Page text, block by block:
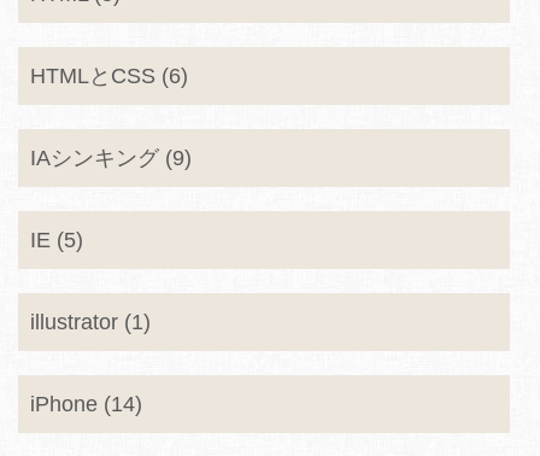
HTMLとCSS (6)
IAシンキング (9)
IE (5)
illustrator (1)
iPhone (14)